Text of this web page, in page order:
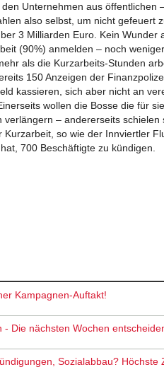
Unternehmen aus öffentlichen
also selbst, um nicht gefeuert
3 Milliarden Euro. Kein Wunder
(90%) anmelden – noch
als die Kurzarbeits-Stunden
150 Anzeigen der
kassieren, sich aber nicht an
wollen die Bosse die für
verlängern – andererseits schielen
Kurzarbeit, so wie der Innviertler
700 Beschäftigte zu kündigen.
Kampagnen-Auftakt!
Die nächsten Wochen
Sozialabbau? Höchste